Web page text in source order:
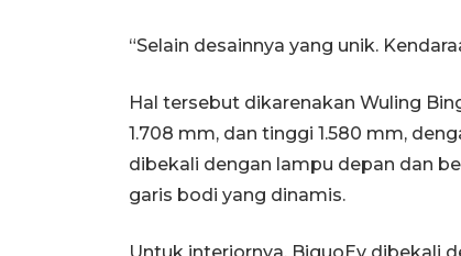
“Selain desainnya yang unik.
Hal tersebut dikarenakan Wuling
1.708 mm, dan tinggi 1.580 mm,
dibekali dengan lampu depan dan
garis bodi yang dinamis.
Untuk interiornya, BiguoEv dibekali